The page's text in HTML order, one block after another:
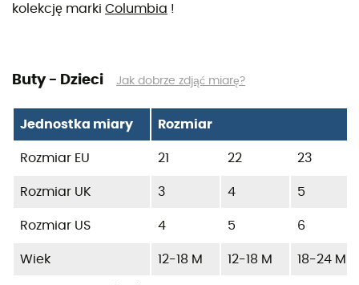
kolekcję marki Columbia !
Buty - Dzieci Jak dobrze zdjąć miarę?
Jednostka miary Rozmiar
Rozmiar EU 21 22 23
Rozmiar UK 3 4 5
Rozmiar US 4 5 6
Wiek 12-18 M 12-18 M 18-24 M